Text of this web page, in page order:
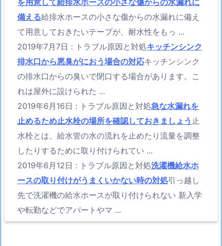
備える給排水ホースの小さな傷からの水漏れに備え
て用意しておきたいテープが、耐水性をもっ ...
2019年7月7日 : トラブル原因と対処キッチンシンク
排水口から悪臭がにおう場合の対応キッチンシンク
の排水口からの臭いで閉口する場合があります。こ
れは屋外に設けられた ...
2019年6月16日 : トラブル原因と対処急な水漏れを
止めるため止水栓の場所を確認しておきましょう 止
水栓とは、給水管の水の流れを止めたり流量を調整
したりするために取り付けられてい ...
2019年6月12日 : トラブル原因と対処洗濯機給水ホ
ースの取り付けがうまくいかない時の対処引っ越し
先で洗濯機の給水ホースが取り付けられない 新入学
や転勤などでアパートやマ ...